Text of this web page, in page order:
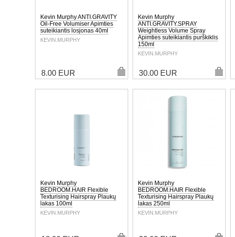
Kevin Murphy ANTI.GRAVITY
Oil-Free Volumiser Apimties
suteikiantis losjonas 40ml
KEVIN.MURPHY
8.00 EUR
Kevin Murphy
ANTI.GRAVITY.SPRAY
Weightless Volume Spray
Apimties suteikiantis purškiklis
150ml
KEVIN.MURPHY
30.00 EUR
Kevin Murphy
BEDROOM.HAIR Flexible
Texturising Hairspray Plaukų
lakas 100ml
KEVIN.MURPHY
Kevin Murphy
BEDROOM.HAIR Flexible
Texturising Hairspray Plaukų
lakas 250ml
KEVIN.MURPHY